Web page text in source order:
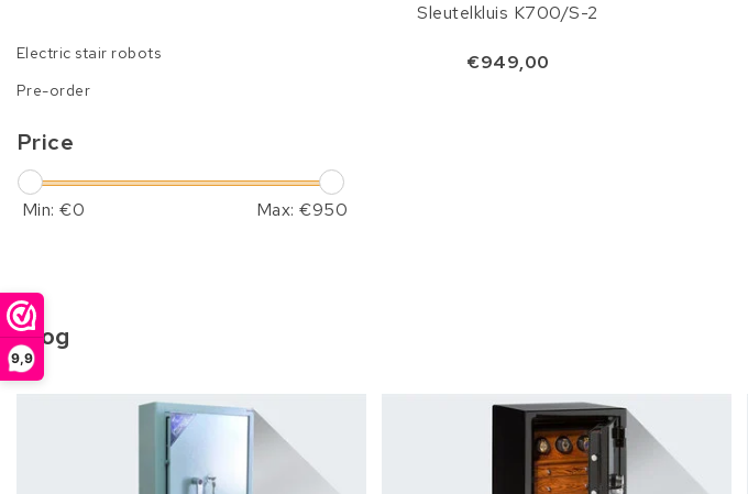
9,9
Electric stair robots
Pre-order
Price
Min: €0 Max: €950
Sleutelkluis K700/S-2
€949,00
Blog